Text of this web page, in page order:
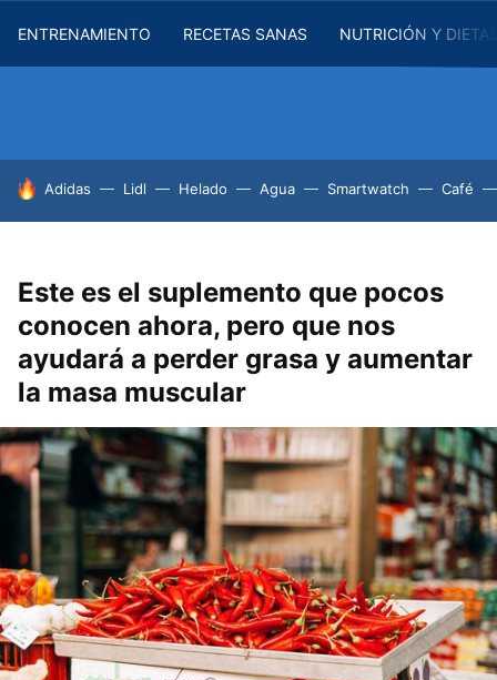
ENTRENAMIENTO RECETAS SANAS NUTRICIÓN Y
HOY SE HABLA DE
Adidas Lidl Helado Agua Smartwatch Café
Este es el suplemento que pocos
conocen ahora, pero que nos
ayudará a perder grasa y aumentar
la masa muscular